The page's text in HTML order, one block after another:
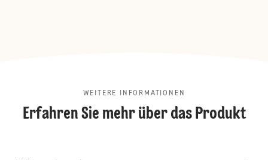
WEITERE INFORMATIONEN
Erfahren Sie mehr über das Produkt